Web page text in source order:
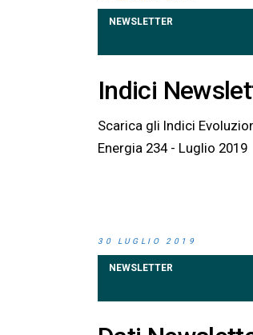
NEWSLETTER
Indici
Scarica gli Indici
Energia 234 - Luglio 2019
30 LUGLIO 2019
NEWSLETTER